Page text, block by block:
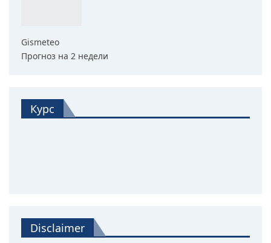
Gismeteo
Прогноз на 2 недели
Курс
Disclaimer